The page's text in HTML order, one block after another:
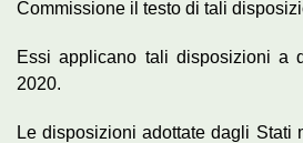
Commissione il testo di tali
Essi applicano tali disposizioni a
2020.
Le disposizioni adottate dagli Stati